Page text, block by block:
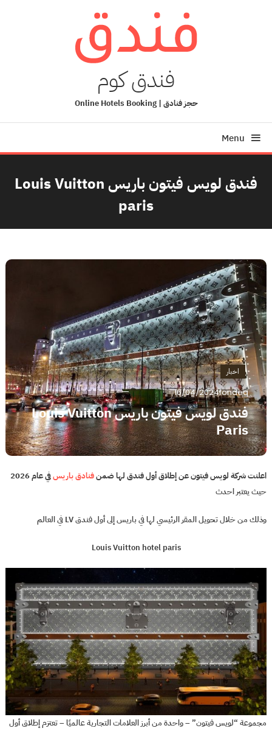
فندق كوم
حجز فنادق | Online Hotels Booking
Menu
فندق لويس فيتون باريس Louis Vuitton
paris
اخبار
16/04/2024fondeq
فندق لويس فيتون باريس Louis Vuitton
Paris
اعلنت شركة لويس فيتون عن إطلاق أول فندق لها ضمنفنادق باريسفي عام 2026
حيث يعتبر احدث
وذلك من خلال تحويل المقر الرئيسي لها في باريس إلى أول فندق LV في العالم
Louis Vuitton hotel paris
مجموعة “لويس فيتون” – واحدة من أبرز العلامات التجارية عالميًا – تعتزم إطلاق أول